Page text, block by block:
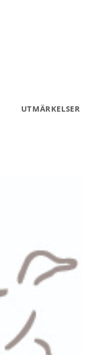
UTMÄRKELSER